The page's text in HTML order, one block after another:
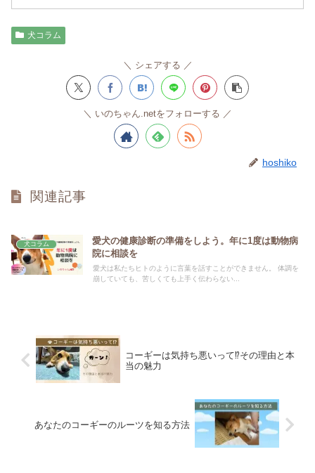
犬コラム
シェアする
いのちゃん.netをフォローする
hoshiko
関連記事
犬コラム
愛犬の健康診断の準備をしよう。年に1度は動物病
院に相談を
愛犬は私たちヒトのように言葉を話すことができません。 体調を
崩していても、苦しくても上手く伝わらない...
コーギーは気持ち悪いって⁉その理由と本
当の魅力
あなたのコーギーのルーツを知る方法